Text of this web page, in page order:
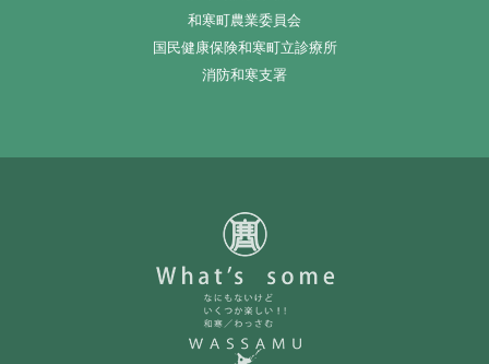
和寒町農業委員会
国民健康保険和寒町立診療所
消防和寒支署